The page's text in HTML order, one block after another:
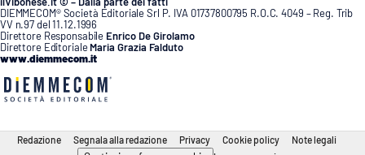
DIEMMECOM® Società Editoriale Srl P. IVA 01737800795 R.O.C. 4049 – Reg. Trib
VV n.97 del 11.12.1996
Direttore Responsabile Enrico De Girolamo
Direttore Editoriale Maria Grazia Falduto
www.diemmecom.it
Redazione Segnala alla redazione Privacy Cookie policy Note legali